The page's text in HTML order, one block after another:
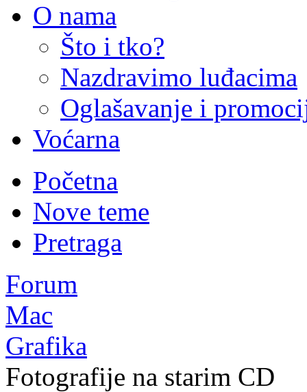
O nama
Što i tko?
Nazdravimo luđacima
Oglašavanje i
Voćarna
Početna
Nove teme
Pretraga
Forum
Mac
Grafika
Fotografije na starim CD